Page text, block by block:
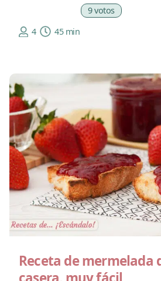
9 votos
4
45 min
Receta de mermelada